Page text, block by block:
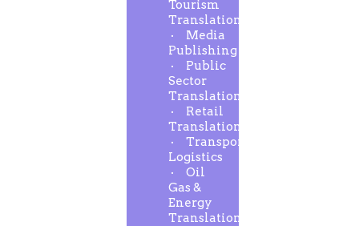
Tourism
Translation
Media
Publishing
Public
Sector
Translation
Retail
Translation
Transport-
Logistics
Oil
Gas &
Energy
Translation